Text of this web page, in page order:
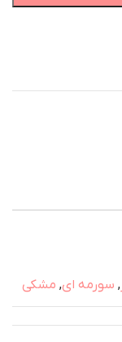
, سورمه ای, مشکی